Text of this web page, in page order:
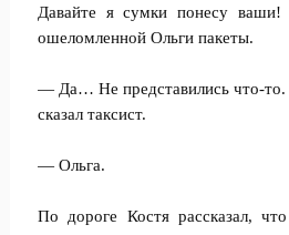
Давайте я сумки понесу
ошеломленной Ольги пакеты.
— Да… Не представились что-
сказал таксист.
— Ольга.
По дороге Костя рассказал,